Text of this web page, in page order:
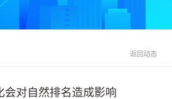
返回动态
会对自然排名造成影响